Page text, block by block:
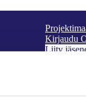
Kirjaudu
Liity
Seuraa
Facebook X LinkedIn